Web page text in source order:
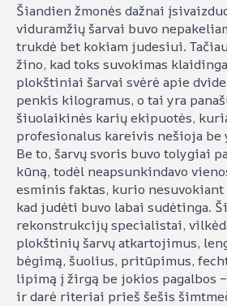
Šiandien žmonės dažnai
viduramžių šarvai buvo
trukdė bet kokiam judesiui.
žino, kad toks suvokimas
plokštiniai šarvai svėrė apie
penkis kilogramus, o tai yra
šiuolaikinės karių ekipuotės,
profesionalus kareivis nešioja be
Be to, šarvų svoris buvo tolygiai
kūną, todėl neapsunkindavo
esminis faktas, kurio nesuvokiant
kad judėti buvo labai sudėtinga.
rekonstrukcijų specialistai,
plokštinių šarvų atkartojimus,
bėgimą, šuolius, pritūpimus,
lipimą į žirgą be jokios pagalbos
ir darė riteriai prieš šešis